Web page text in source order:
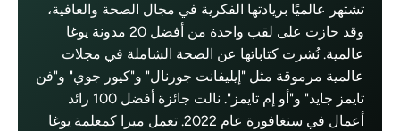
تشتهر عالميًا بريادتها الفكرية في مجال الصحة والعافية،
وقد حازت على لقب واحدة من أفضل 20 مدونة يوغا
عالمية. نُشرت كتاباتها عن الصحة الشاملة في مجلات
عالمية مرموقة مثل "إيليفانت جورنال" و"كيور جوي" و"فن
تايمز جايد" و"أو إم تايمز". نالت جائزة أفضل 100 رائد
أعمال في سنغافورة عام 2022. تعمل ميرا كمعلمة يوغا